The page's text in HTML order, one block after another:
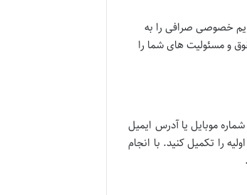
خصوصی صرافی را به
و مسئولیت های شما را
موبایل یا آدرس ایمیل
را تکمیل کنید. با انجام